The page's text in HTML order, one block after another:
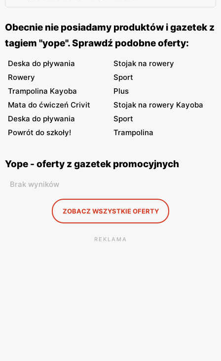
Obecnie nie posiadamy produktów i gazetek z
tagiem "yope". Sprawdź podobne oferty:
Deska do pływania
Stojak na rowery
Rowery
Sport
Trampolina Kayoba
Plus
Mata do ćwiczeń Crivit
Stojak na rowery Kayoba
Deska do pływania
Sport
Powrót do szkoły!
Trampolina
Yope - oferty z gazetek promocyjnych
Brak wyników
ZOBACZ WSZYSTKIE OFERTY
REKLAMA